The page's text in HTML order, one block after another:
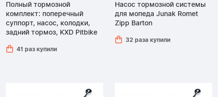
Полный тормозной
комплект: поперечный
суппорт, насос, колодки,
задний тормоз, KXD Pitbike
41 раз купили
Насос тормозной системы
для мопеда Junak Romet
Zipp Barton
32 раза купили